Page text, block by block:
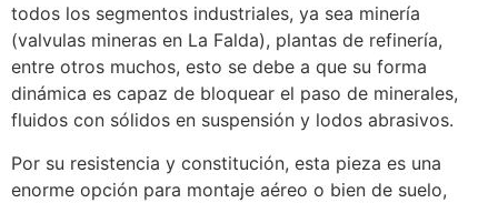
todos los segmentos industriales, ya sea minería
(valvulas mineras en La Falda), plantas de refinería,
entre otros muchos, esto se debe a que su forma
dinámica es capaz de bloquear el paso de minerales,
fluidos con sólidos en suspensión y lodos abrasivos.
Por su resistencia y constitución, esta pieza es una
enorme opción para montaje aéreo o bien de suelo,